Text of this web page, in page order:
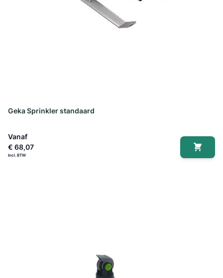
Geka Sprinkler standaard
Vanaf
€ 68,07